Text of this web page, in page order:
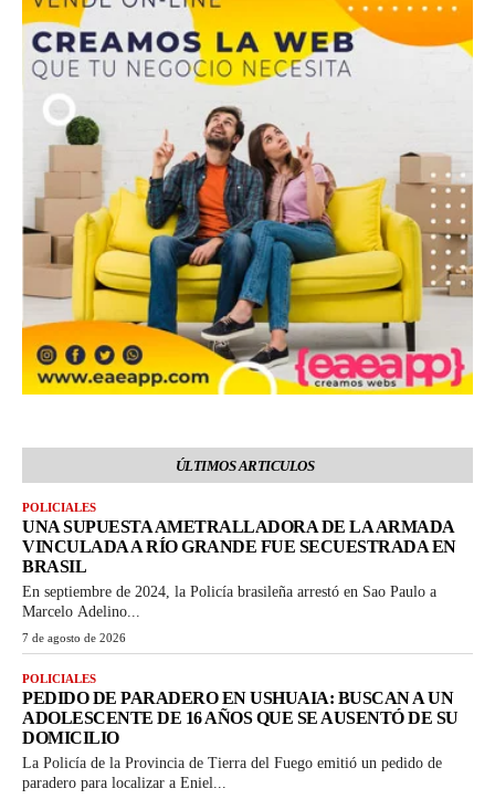
ÚLTIMOS ARTICULOS
POLICIALES
UNA SUPUESTA AMETRALLADORA DE LA ARMADA
VINCULADA A RÍO GRANDE FUE SECUESTRADA EN
BRASIL
En septiembre de 2024, la Policía brasileña arrestó en Sao Paulo a
Marcelo Adelino...
7 de agosto de 2026
POLICIALES
PEDIDO DE PARADERO EN USHUAIA: BUSCAN A UN
ADOLESCENTE DE 16 AÑOS QUE SE AUSENTÓ DE SU
DOMICILIO
La Policía de la Provincia de Tierra del Fuego emitió un pedido de
paradero para localizar a Eniel...